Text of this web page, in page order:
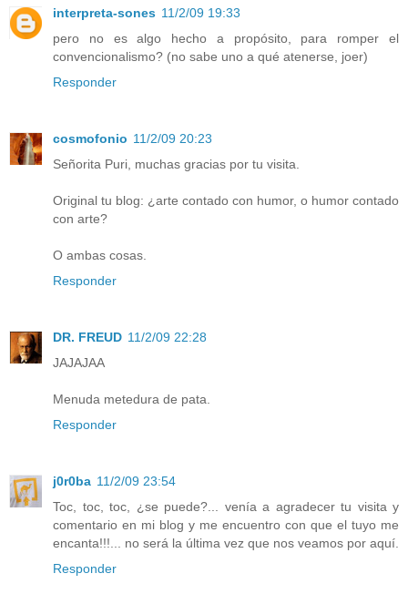
interpreta-sones 11/2/09 19:33
pero no es algo hecho a propósito, para romper el
convencionalismo? (no sabe uno a qué atenerse, joer)
Responder
cosmofonio 11/2/09 20:23
Señorita Puri, muchas gracias por tu visita.
Original tu blog: ¿arte contado con humor, o humor contado
con arte?
O ambas cosas.
Responder
DR. FREUD 11/2/09 22:28
JAJAJAA
Menuda metedura de pata.
Responder
j0r0ba 11/2/09 23:54
Toc, toc, toc, ¿se puede?... venía a agradecer tu visita y
comentario en mi blog y me encuentro con que el tuyo me
encanta!!!... no será la última vez que nos veamos por aquí.
Responder